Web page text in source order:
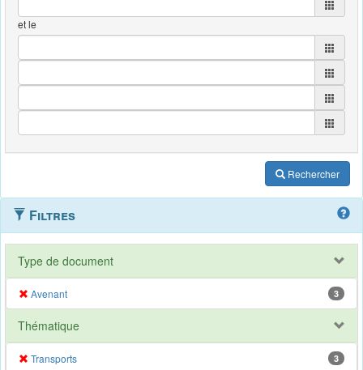
et le
Rechercher
Filtres
Type de document
Avenant 3
Thématique
Transports 3